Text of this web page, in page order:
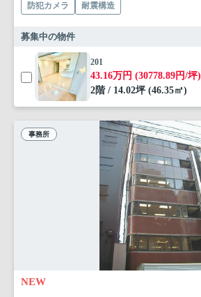
防犯カメラ
耐震構造
募集中の物件
201
43.16万円 (30778.89円/坪)
2階 / 14.02坪 (46.35㎡)
事務所
NEW